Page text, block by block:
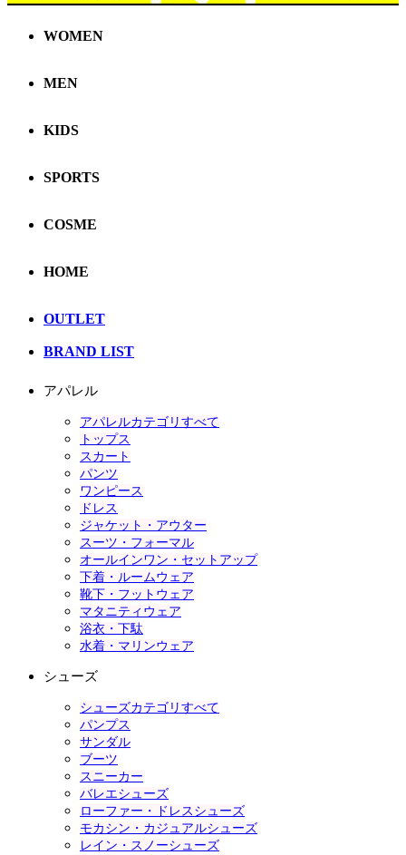
WOMEN
MEN
KIDS
SPORTS
COSME
HOME
OUTLET
BRAND LIST
アパレル
アパレルカテゴリすべて
トップス
スカート
パンツ
ワンピース
ドレス
ジャケット・アウター
スーツ・フォーマル
オールインワン・セットアップ
下着・ルームウェア
靴下・フットウェア
マタニティウェア
浴衣・下駄
水着・マリンウェア
シューズ
シューズカテゴリすべて
パンプス
サンダル
ブーツ
スニーカー
バレエシューズ
ローファー・ドレスシューズ
モカシン・カジュアルシューズ
レイン・スノーシューズ